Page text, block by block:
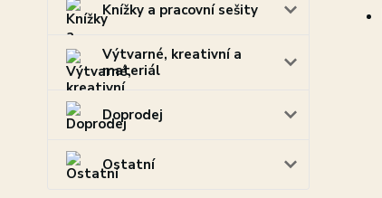
Knížky a pracovní sešity
Výtvarné, kreativní a
materiál
Doprodej
Ostatní